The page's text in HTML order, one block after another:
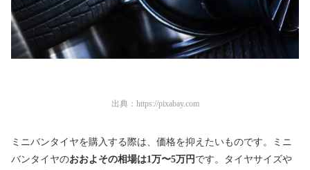
出典： https://pixabay.com
ミニバンタイヤを購入する際は、価格を抑えたいものです。ミニ
バンタイヤのおおよその相場は1万〜5万円 です。タイヤサイズや